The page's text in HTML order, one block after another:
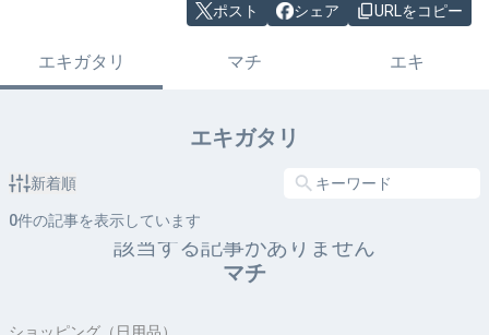
ポスト シェア URLをコピー
エキガタリ マチ エキ
エキガタリ
新着順
0件の記事を表示しています
該当する記事がありません
マチ